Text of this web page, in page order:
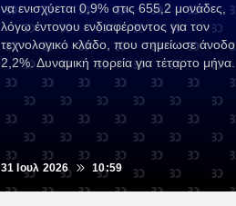
να ενισχύεται 0,9% στις 655,2 μονάδες,
λόγω έντονου ενδιαφέροντος για τον
τεχνολογικό κλάδο, που σημείωσε άνοδο
2,2%. Δυναμική πορεία για τέταρτο μήνα.
31 Ιουλ 2026 10:59